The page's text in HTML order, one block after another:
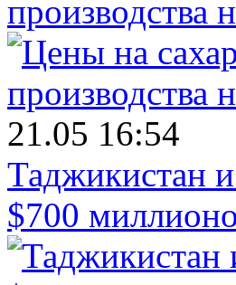
производства
21.05 16:54
Таджикистан
$700